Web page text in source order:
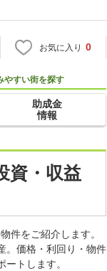
お気に入り 0
やすい街を探す
助成金
情報
資・収益
件をご紹介します。
。価格・利回り・物件
トします。